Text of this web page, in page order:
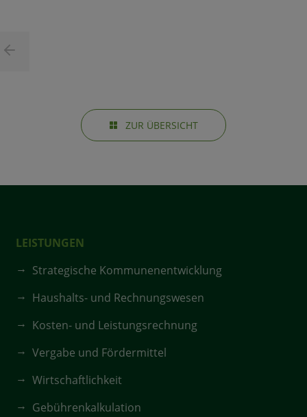
ZUR ÜBERSICHT
LEISTUNGEN
Strategische Kommunenentwicklung
Haushalts- und Rechnungswesen
Kosten- und Leistungsrechnung
Vergabe und Fördermittel
Wirtschaftlichkeit
Gebührenkalkulation